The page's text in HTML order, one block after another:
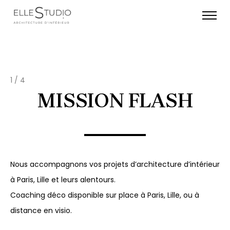
1 / 4
MISSION FLASH
Nous accompagnons vos projets d’architecture d’intérieur
à Paris, Lille et leurs alentours.
Coaching déco disponible sur place à Paris, Lille, ou à
distance en visio.